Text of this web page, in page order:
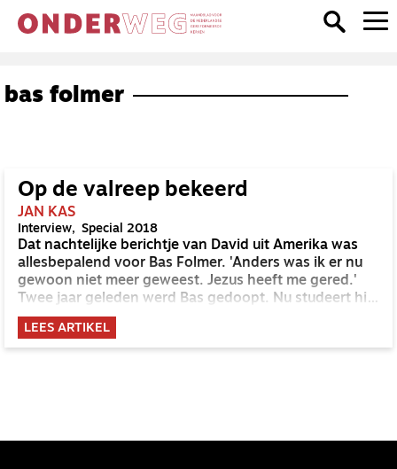
bas folmer
Op de valreep bekeerd
JAN KAS
Interview Special 2018
Dat nachtelijke berichtje van David uit Amerika was
allesbepalend voor Bas Folmer. 'Anders was ik er nu
gewoon niet meer geweest. Jezus heeft me gered.'
Twee jaar geleden werd Bas gedoopt. Nu studeert hij
theologie in Kampen.
LEES ARTIKEL